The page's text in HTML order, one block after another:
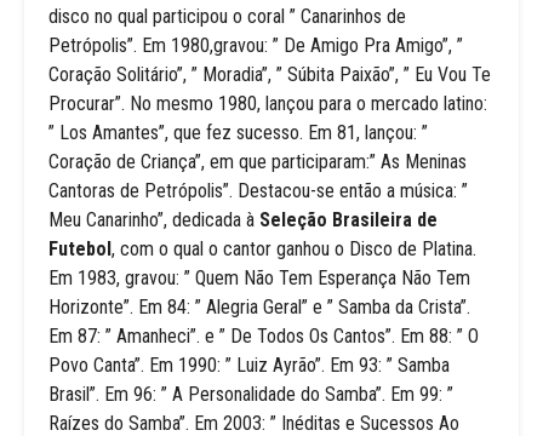
disco no qual participou o coral ” Canarinhos de
Petrópolis”. Em 1980,gravou: ” De Amigo Pra Amigo”, ”
Coração Solitário”, ” Moradia”, ” Súbita Paixão”, ” Eu Vou Te
Procurar”. No mesmo 1980, lançou para o mercado latino:
” Los Amantes”, que fez sucesso. Em 81, lançou: ”
Coração de Criança”, em que participaram:” As Meninas
Cantoras de Petrópolis”. Destacou-se então a música: ”
Meu Canarinho”, dedicada à Seleção Brasileira de
Futebol, com o qual o cantor ganhou o Disco de Platina.
Em 1983, gravou: ” Quem Não Tem Esperança Não Tem
Horizonte”. Em 84: ” Alegria Geral” e ” Samba da Crista”.
Em 87: ” Amanheci”. e ” De Todos Os Cantos”. Em 88: ” O
Povo Canta”. Em 1990: ” Luiz Ayrão”. Em 93: ” Samba
Brasil”. Em 96: ” A Personalidade do Samba”. Em 99: ”
Raízes do Samba”. Em 2003: ” Inéditas e Sucessos Ao